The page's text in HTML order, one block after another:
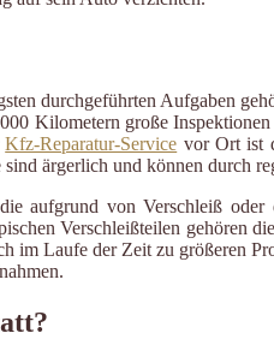
durchgeführten Aufgaben
Kilometern große
Kfz-Reparatur-Service vor Ort ist
ärgerlich und können durch
aufgrund von Verschleiß oder
Verschleißteilen gehören
Laufe der Zeit zu größeren